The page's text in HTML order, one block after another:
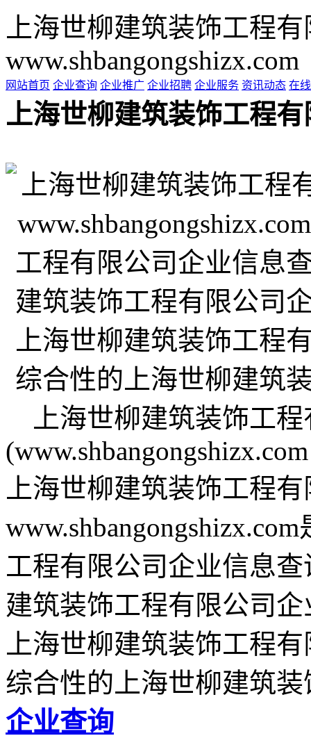
上海世柳建筑装饰工程
www.shbangongshizx.com
网站首页 企业查询 企业推广 企业招聘 企业服务 资讯动态 在
上海世柳建筑装饰工程有
上海世柳建筑装饰工程
上海世柳建筑装饰工程
工程有限公司企业信息
建筑装饰工程有限公司
上海世柳建筑装饰工程
综合性的上海世柳建筑
企业查询